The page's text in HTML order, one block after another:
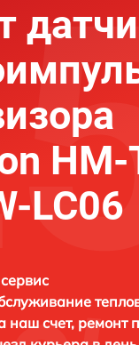
HM-
LC06
наш счет, ремонт